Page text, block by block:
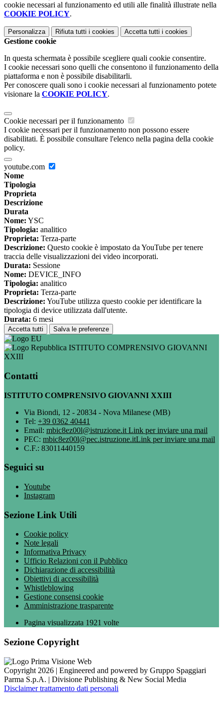
cookie necessari al funzionamento ed utili alle finalità illustrate nella
COOKIE POLICY.
Personalizza Rifiuta tutti i cookies Accetta tutti i cookies
Gestione cookie
In questa schermata è possibile scegliere quali cookie consentire.
I cookie necessari sono quelli che consentono il funzionamento della
piattaforma e non è possibile disabilitarli.
Per conoscere quali sono i cookie necessari al funzionamento potete
visionare la COOKIE POLICY.
Cookie necessari per il funzionamento
I cookie necessari per il funzionamento non possono essere
disabilitati. È possibile consultare l'elenco nella pagina della cookie
policy.
youtube.com
Nome
Tipologia
Proprieta
Descrizione
Durata
Nome: YSC
Tipologia: analitico
Proprieta: Terza-parte
Descrizione: Questo cookie è impostato da YouTube per tenere
traccia delle visualizzazioni dei video incorporati.
Durata: Sessione
Nome: DEVICE_INFO
Tipologia: analitico
Proprieta: Terza-parte
Descrizione: YouTube utilizza questo cookie per identificare la
tipologia di device utilizzata dall'utente.
Durata: 6 mesi
Accetta tutti Salva le preferenze
ISTITUTO COMPRENSIVO GIOVANNI
XXIII
Contatti
ISTITUTO COMPRENSIVO GIOVANNI XXIII
Via Biondi, 12 - 20834 - Nova Milanese (MB)
Tel: +39 0362 40441
Email: mbic8ez00l@istruzione.it Link per inviare una mail
PEC: mbic8ez00l@pec.istruzione.itLink per inviare una mail
C.F.: 83011440159
Seguici su
Youtube
Instagram
Sezione Link Utili
Cookie policy
Note legali
Informativa Privacy
Ufficio Relazioni con il Pubblico
Dichiarazione di accessibilità
Obiettivi di accessibilità
Whistleblowing
Gestione consensi cookie
Amministrazione trasparente
Pagina visualizzata 1921 volte
Sezione Copyright
Copyright 2026 | Engineered and powered by Gruppo Spaggiari
Parma S.p.A. | Divisione Publishing & New Social Media
Disclaimer trattamento dati personali